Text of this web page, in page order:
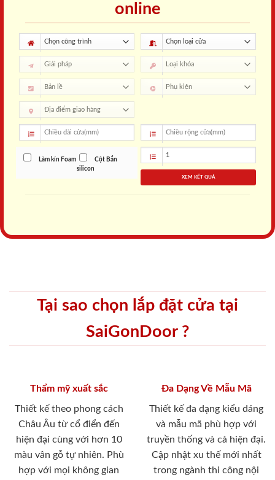
online
Làm kín Foam
Cột Bắn
silicon
XEM KẾT QUẢ
Tại sao chọn lắp đặt cửa tại
SaiGonDoor ?
Thẩm mỹ xuất sắc
Thiết kế theo phong cách
Châu Âu từ cổ điển đến
hiện đại cùng với hơn 10
màu vân gỗ tự nhiên. Phù
hợp với mọi không gian
Đa Dạng Về Mẫu Mã
Thiết kế đa dạng kiểu dáng
và mẫu mã phù hợp với
truyền thống và cả hiện đại.
Cập nhật xu thế mới nhất
trong ngành thi công nội